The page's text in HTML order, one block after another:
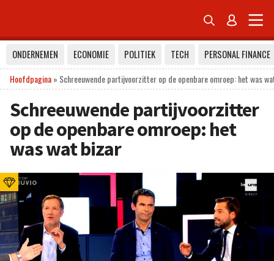
 
ONDERNEMEN ECONOMIE POLITIEK TECH
PERSONAL FINANCE
Hoofdpagina» Schreeuwende partijvoorzitter op de openbare omroep: het was
Schreeuwende partijvoorzitter
op de openbare omroep: het
was wat bizar